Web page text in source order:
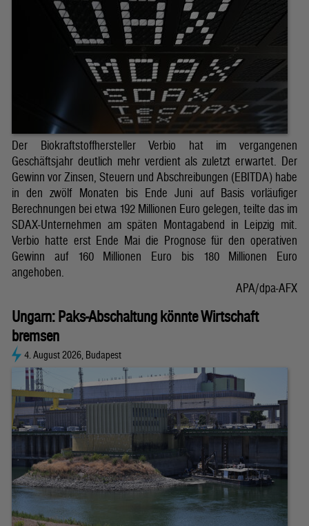
Der Biokraftstoffhersteller Verbio hat im vergangenen
Geschäftsjahr deutlich mehr verdient als zuletzt erwartet. Der
Gewinn vor Zinsen, Steuern und Abschreibungen (EBITDA) habe
in den zwölf Monaten bis Ende Juni auf Basis vorläufiger
Berechnungen bei etwa 192 Millionen Euro gelegen, teilte das im
SDAX-Unternehmen am späten Montagabend in Leipzig mit.
Verbio hatte erst Ende Mai die Prognose für den operativen
Gewinn auf 160 Millionen Euro bis 180 Millionen Euro
angehoben.
APA/dpa-AFX
Ungarn: Paks-Abschaltung könnte Wirtschaft
bremsen
4. August 2026, Budapest